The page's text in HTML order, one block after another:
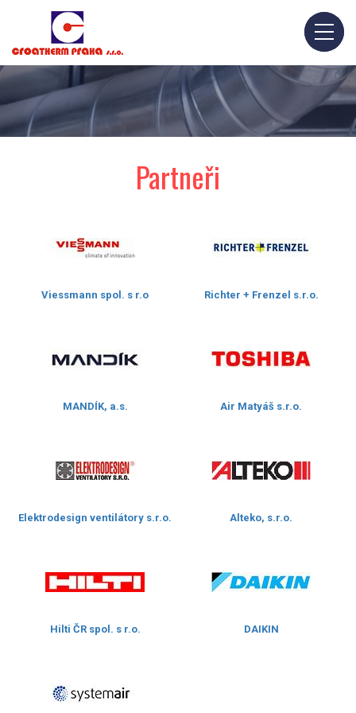
Partneři
Viessmann spol. s r.o Richter + Frenzel s.r.o.
MANDÍK, a.s. Air Matyáš s.r.o.
Elektrodesign ventilátory s.r.o. Alteko, s.r.o.
Hilti ČR spol. s r.o. DAIKIN